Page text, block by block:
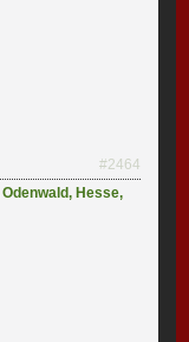
#2464
Odenwald,Hesse,